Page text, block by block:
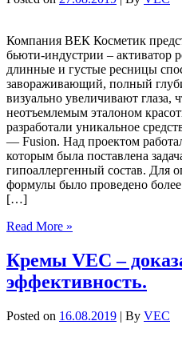
Компания ВЕК Косметик
бьюти-индустрии – активатор
длинные и густые ресницы
завораживающий, полный
визуально увеличивают глаза,
неотъемлемым эталоном
разработали уникальное
— Fusion. Над проектом
которым была поставлена
гипоаллергенный состав. Для
формулы было проведено
[…]
Read More »
Кремы VEC –
эффективность.
Posted on 16.08.2019 | By VEC